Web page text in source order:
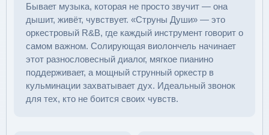
Бывает музыка, которая не просто звучит — она
дышит, живёт, чувствует. «Струны Души» — это
оркестровый R&B, где каждый инструмент говорит о
самом важном. Солирующая виолончель начинает
этот разнословесный диалог, мягкое пианино
поддерживает, а мощный струнный оркестр в
кульминации захватывает дух. Идеальный звонок
для тех, кто не боится своих чувств.